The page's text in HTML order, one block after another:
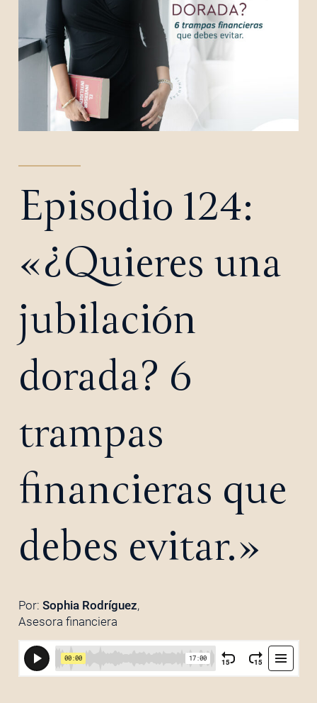
Episodio 124:
«¿Quieres una
jubilación
dorada? 6
trampas
financieras que
debes evitar.»
Por: Sophia Rodríguez,
Asesora financiera